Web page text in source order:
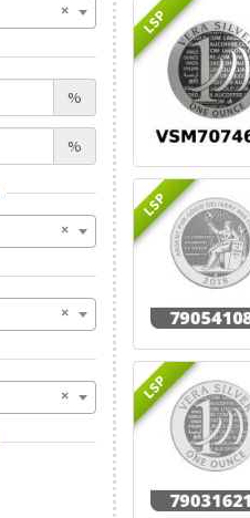
%
%
LSP
LSP
LSP